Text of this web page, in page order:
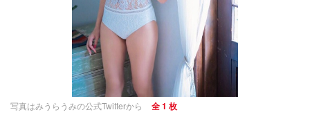
写真はみうらうみの公式Twitterから 全 1 枚